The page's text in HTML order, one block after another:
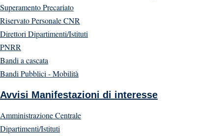
Superamento Precariato
Riservato Personale CNR
Direttori Dipartimenti/Istituti
PNRR
Bandi a cascata
Bandi Pubblici - Mobilità
Avvisi Manifestazioni di interesse
Amministrazione Centrale
Dipartimenti/Istituti